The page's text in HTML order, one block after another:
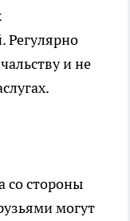
Регулярно
и не
со стороны
могут